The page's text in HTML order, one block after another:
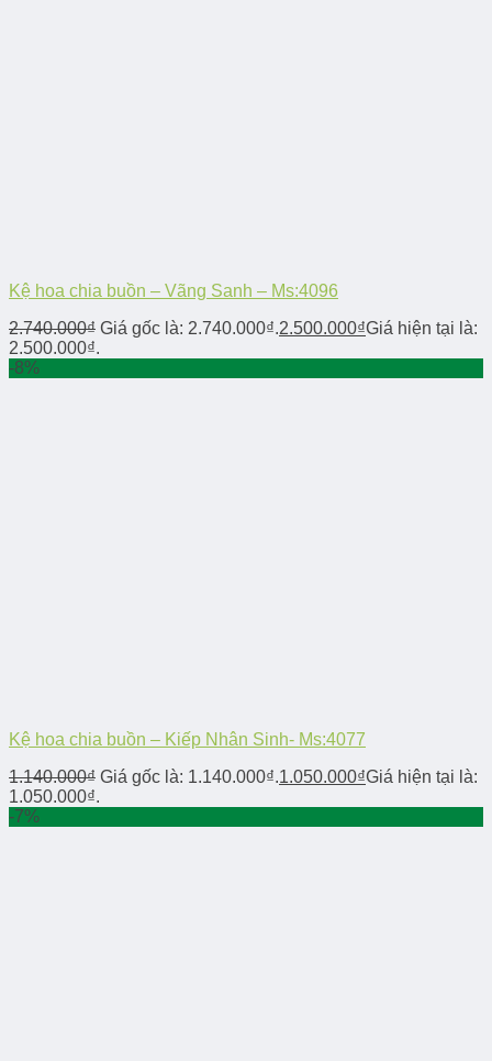
Kệ hoa chia buồn – Vãng Sanh – Ms:4096
2.740.000₫ Giá gốc là: 2.740.000₫.2.500.000₫Giá hiện tại là:
2.500.000₫.
-8%
Kệ hoa chia buồn – Kiếp Nhân Sinh- Ms:4077
1.140.000₫ Giá gốc là: 1.140.000₫.1.050.000₫Giá hiện tại là:
1.050.000₫.
-7%